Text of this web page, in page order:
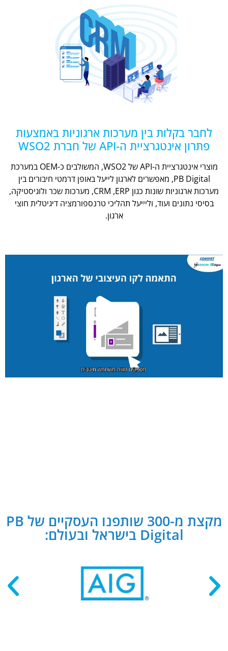
לחבר בקלות בין מערכות ארגוניות באמצעות
פתרון אינטגרציית ה-API של חברת WSO2
מוצרי אינטגרציית ה-API של WSO2, המשולבים כ-OEM במערכת
PB Digital, מאפשרים לארגון לייעל באופן דרמטי חיבורים בין
מערכות ארגוניות שונות כגון CRM ,ERP, מערכות שכר ולוגיסטיקה,
בסיסי נתונים ועוד, וליייעל תהליכי טרנספורמציה דיגיטלית חוצי
ארגון.
מקצת מ-300 שותפנו העסקיים של PB
Digital בישראל ובעולם: